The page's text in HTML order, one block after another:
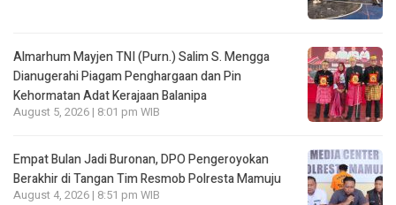
Almarhum Mayjen TNI (Purn.) Salim S. Mengga
Dianugerahi Piagam Penghargaan dan Pin
Kehormatan Adat Kerajaan Balanipa
August 5, 2026 | 8:01 pm WIB
Empat Bulan Jadi Buronan, DPO Pengeroyokan
Berakhir di Tangan Tim Resmob Polresta Mamuju
August 4, 2026 | 8:51 pm WIB